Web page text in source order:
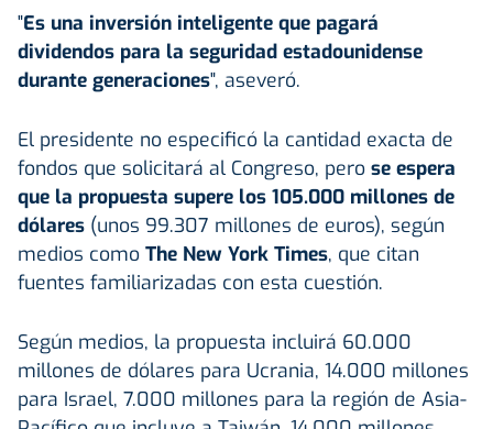
"Es una inversión inteligente que pagará
dividendos para la seguridad estadounidense
durante generaciones", aseveró.
El presidente no especificó la cantidad exacta de
fondos que solicitará al Congreso, pero se espera
que la propuesta supere los 105.000 millones de
dólares (unos 99.307 millones de euros), según
medios como The New York Times, que citan
fuentes familiarizadas con esta cuestión.
Según medios, la propuesta incluirá 60.000
millones de dólares para Ucrania, 14.000 millones
para Israel, 7.000 millones para la región de Asia-